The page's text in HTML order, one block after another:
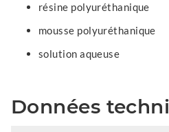
résine polyuréthanique
mousse polyuréthanique
solution aqueuse
Données